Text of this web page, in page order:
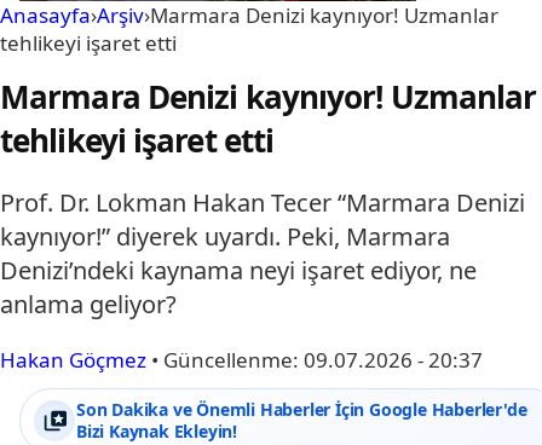
Anasayfa›Arşiv›Marmara Denizi kaynıyor! Uzmanlar
tehlikeyi işaret etti
Marmara Denizi kaynıyor! Uzmanlar
tehlikeyi işaret etti
Prof. Dr. Lokman Hakan Tecer “Marmara Denizi
kaynıyor!” diyerek uyardı. Peki, Marmara
Denizi’ndeki kaynama neyi işaret ediyor, ne
anlama geliyor?
Hakan Göçmez • Güncellenme: 09.07.2026 - 20:37
Son Dakika ve Önemli Haberler İçin Google Haberler'de
Bizi Kaynak Ekleyin!